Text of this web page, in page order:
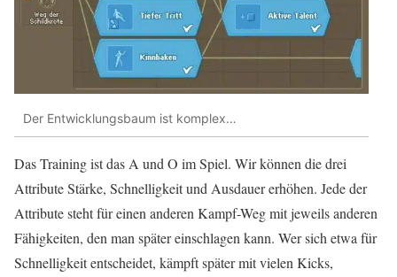
Der Entwicklungsbaum ist komplex…
Das Training ist das A und O im Spiel. Wir können die drei
Attribute Stärke, Schnelligkeit und Ausdauer erhöhen. Jede der
Attribute steht für einen anderen Kampf-Weg mit jeweils anderen
Fähigkeiten, den man später einschlagen kann. Wer sich etwa für
Schnelligkeit entscheidet, kämpft später mit vielen Kicks,